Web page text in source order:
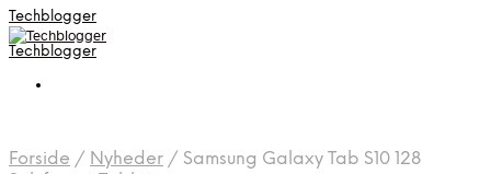
Techblogger
Techblogger
Forside / Nyheder / Samsung Galaxy Tab S10 128